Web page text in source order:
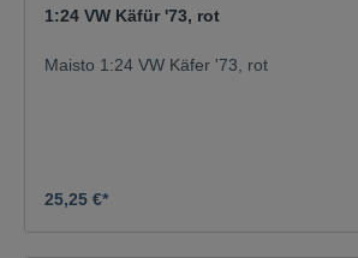
1:24 VW Käfür '73, rot
Maisto 1:24 VW Käfer '73, rot
25,25 €*